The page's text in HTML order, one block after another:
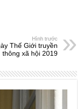
Hình trước
Thế Giới truyền
thông xã hội 2019